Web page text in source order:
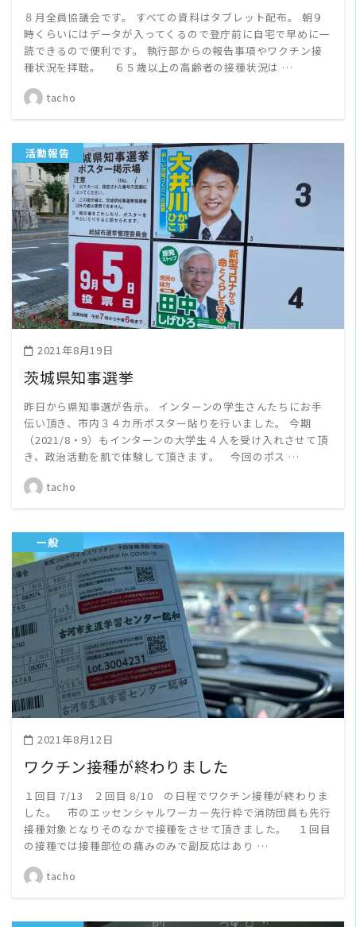
８月全員協議会です。 すべての資料はタブレット配布。 朝９
時くらいにはデータが入ってくるので登庁前に自宅で早めに一
読できるので便利です。 執行部からの報告事項やワクチン接
種状況を拝聴。 ６５歳以上の高齢者の接種状況は …
tacho
活動報告
READ MORE
2021年8月19日
茨城県知事選挙
昨日から県知事選が告示。 インターンの学生さんたちにお手
伝い頂き、市内３４カ所ポスター貼りを行いました。 今期
（2021/8・9）もインターンの大学生４人を受け入れさせて頂
き、政治活動を肌で体験して頂きます。 今回のポス …
tacho
一般
READ MORE
2021年8月12日
ワクチン接種が終わりました
１回目 7/13 ２回目 8/10 の日程でワクチン接種が終わりま
した。 市のエッセンシャルワーカー先行枠で消防団員も先行
接種対象となりそのなかで接種をさせて頂きました。 １回目
の接種では接種部位の痛みのみで副反応はあり …
tacho